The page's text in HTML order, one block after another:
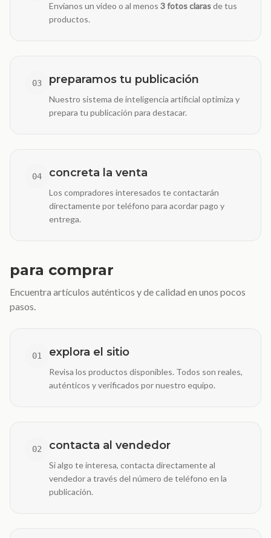
Envíanos un video o al menos 3 fotos clarasde tus
productos.
03 preparamos tu publicación
Nuestro sistema de inteligencia artificial optimiza y
prepara tu publicación para destacar.
04 concreta la venta
Los compradores interesados te contactarán
directamente por teléfono para acordar pago y
entrega.
para comprar
Encuentra artículos auténticos y de calidad en unos pocos
pasos.
01 explora el sitio
Revisa los productos disponibles. Todos son reales,
auténticos y verificados por nuestro equipo.
02 contacta al vendedor
Si algo te interesa, contacta directamente al
vendedor a través del número de teléfono en la
publicación.